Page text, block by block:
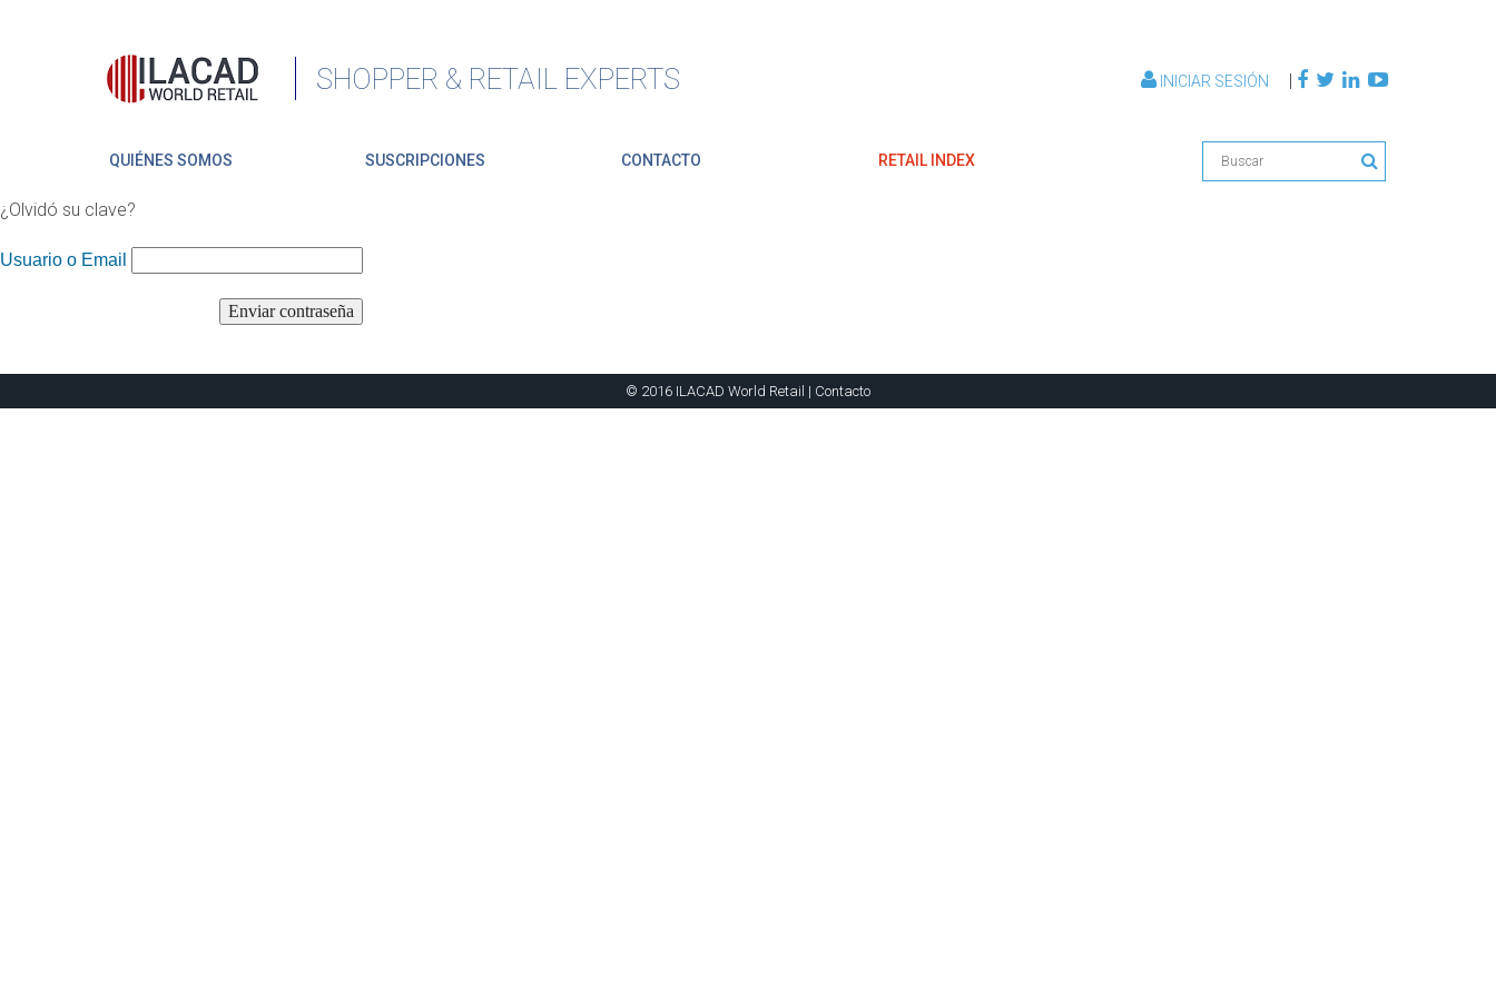
SHOPPER & RETAIL EXPERTS INICIAR SESIÓN |
QUIÉNES SOMOS SUSCRIPCIONES CONTACTO RETAIL INDEX
¿Olvidó su clave?
Usuario o Email
© 2016 ILACAD World Retail | Contacto